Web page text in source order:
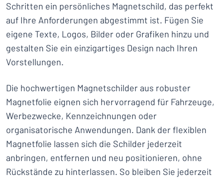
Schritten ein persönliches Magnetschild, das perfekt
auf Ihre Anforderungen abgestimmt ist. Fügen Sie
eigene Texte, Logos, Bilder oder Grafiken hinzu und
gestalten Sie ein einzigartiges Design nach Ihren
Vorstellungen.
Die hochwertigen Magnetschilder aus robuster
Magnetfolie eignen sich hervorragend für Fahrzeuge,
Werbezwecke, Kennzeichnungen oder
organisatorische Anwendungen. Dank der flexiblen
Magnetfolie lassen sich die Schilder jederzeit
anbringen, entfernen und neu positionieren, ohne
Rückstände zu hinterlassen. So bleiben Sie jederzeit